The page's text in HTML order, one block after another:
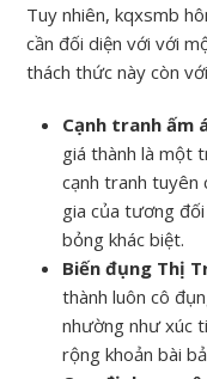
Tuy nhiên, kqxsmb
cần đối diện với với
thách thức này còn
Cạnh tranh ấm
giá thành là một
cạnh tranh tuyên
gia của tương
bỏng khác biệt.
Biến đụng Thị
thành luôn cô
nhường như xúc
rộng khoản bài